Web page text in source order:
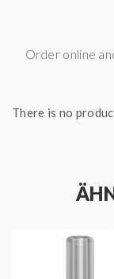
Wie von
klassisch
damit jeder
der Nutzer
einstellen
Order online
There is no